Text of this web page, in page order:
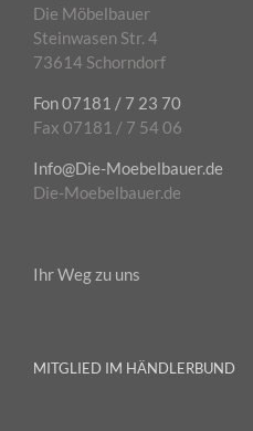
Die Möbelbauer
Steinwasen Str. 4
73614 Schorndorf
Fon 07181 / 7 23 70
Fax 07181 / 7 54 06
Info@Die-Moebelbauer.de
Die-Moebelbauer.de
Ihr Weg zu uns
MITGLIED IM HÄNDLERBUND